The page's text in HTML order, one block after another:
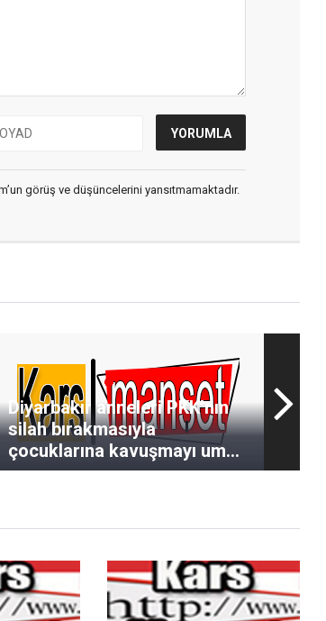
görüş ve düşüncelerini yansıtmamaktadır.
Diyarbakır anneleri PKK’nın
silah bırakmasıyla
çocuklarına kavuşmayı umut
ediyor